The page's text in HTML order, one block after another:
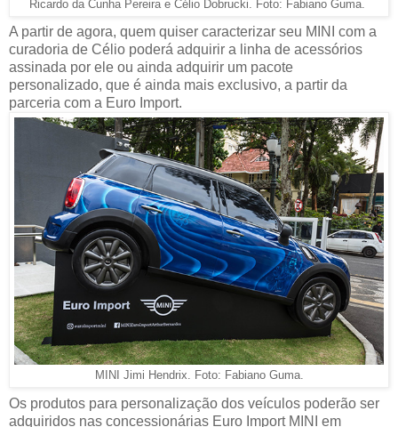
Ricardo da Cunha Pereira e Célio Dobrucki. Foto: Fabiano Guma.
A partir de agora, quem quiser caracterizar seu MINI com a
curadoria de Célio poderá adquirir a linha de acessórios
assinada por ele ou ainda adquirir um pacote
personalizado, que é ainda mais exclusivo, a partir da
parceria com a Euro Import.
MINI Jimi Hendrix. Foto: Fabiano Guma.
Os produtos para personalização dos veículos poderão ser
adquiridos nas concessionárias Euro Import MINI em